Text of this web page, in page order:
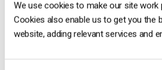
We use cookies to make our site work
Cookies also enable us to get you the
website, adding relevant services and
réseau de serveurs connectés
vidéo sur l’appareil de l’utilisateur en
fournisseur de CDN :